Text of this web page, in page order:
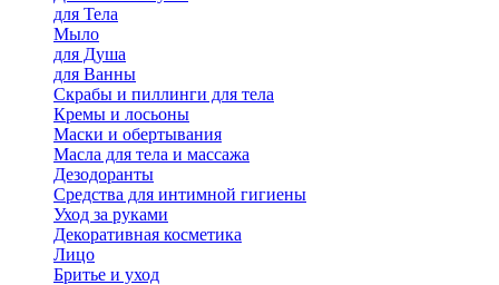
для Тела
Мыло
для Душа
для Ванны
Скрабы и пиллинги для тела
Кремы и лосьоны
Маски и обертывания
Масла для тела и массажа
Дезодоранты
Средства для интимной гигиены
Уход за руками
Декоративная косметика
Лицо
Бритье и уход